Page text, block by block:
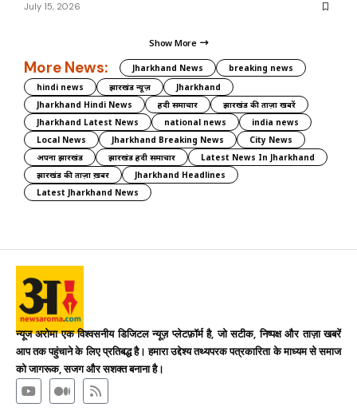
July 15, 2026
Show More
More News: Jharkhand News
breaking news
hindi news
झारखंड न्यूज़
Jharkhand
Jharkhand Hindi News
हिंदी समाचार
झारखंड की ताज़ा खबरें
Jharkhand Latest News
national news
india news
Local News
Jharkhand Breaking News
City News
अपना झारखंड
झारखंड हिंदी समाचार
Latest News In Jharkhand
झारखंड की ताज़ा ख़बर
Jharkhand Headlines
Latest Jharkhand News
न्यूज अरोमा एक विश्वसनीय डिजिटल न्यूज़ प्लेटफ़ॉर्म है, जो सटीक, निष्पक्ष और ताज़ा खबरें
आप तक पहुंचाने के लिए प्रतिबद्ध है। हमारा उद्देश्य तथ्यपरक पत्रकारिता के माध्यम से समाज
को जागरूक, सजग और सशक्त बनाना है।